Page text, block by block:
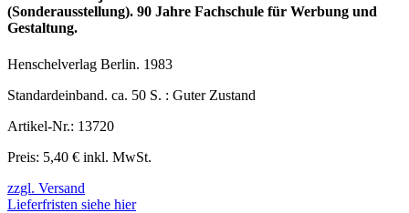
(Sonderausstellung). 90 Jahre Fachschule für Werbung und
Gestaltung.
Henschelverlag Berlin. 1983
Standardeinband. ca. 50 S. : Guter Zustand
Artikel-Nr.: 13720
Preis: 5,40 € inkl. MwSt.
zzgl. Versand
Lieferfristen siehe hier